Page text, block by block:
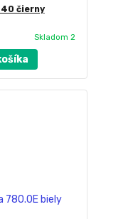
čierny
Skladom 2